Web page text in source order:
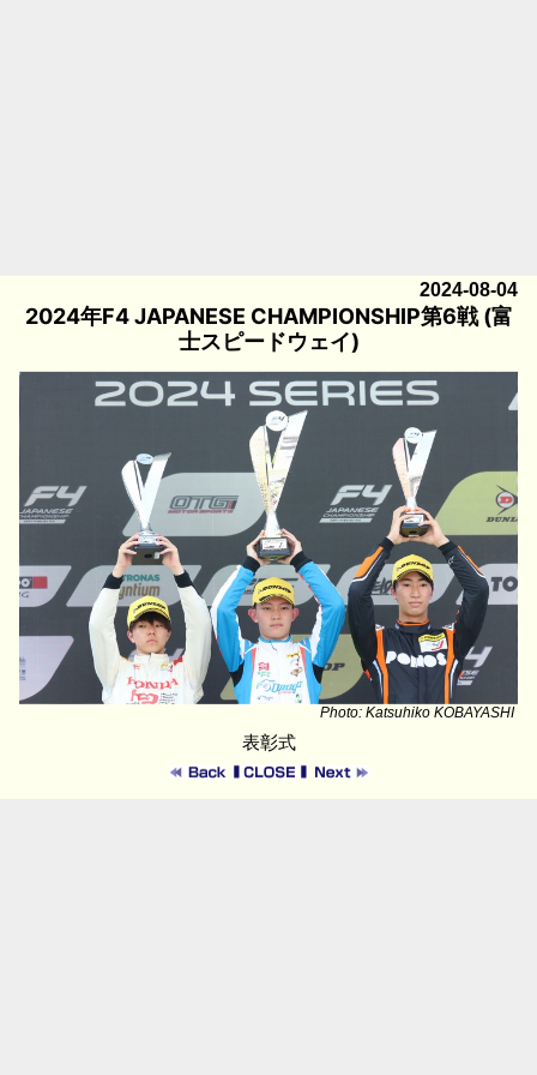
2024-08-04
2024年F4 JAPANESE CHAMPIONSHIP第6戦 (富
士スピードウェイ)
Photo: Katsuhiko KOBAYASHI
表彰式